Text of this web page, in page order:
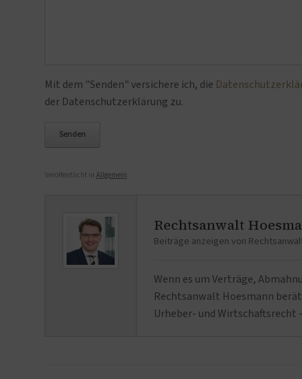
Bitte lasse dieses Feld leer.
Mit dem "Senden" versichere ich, die
der Datenschutzerklärung zu.
Veröffentlicht in Allgemein
Rechtsanwalt
Beiträge anzeigen von
Wenn es um Verträge,
Rechtsanwalt Hoesmann
Urheber- und